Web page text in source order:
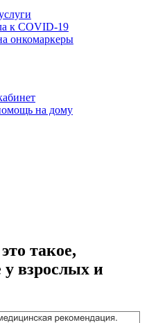
к COVID-19
онкомаркеры
на дому
такое,
взрослых и